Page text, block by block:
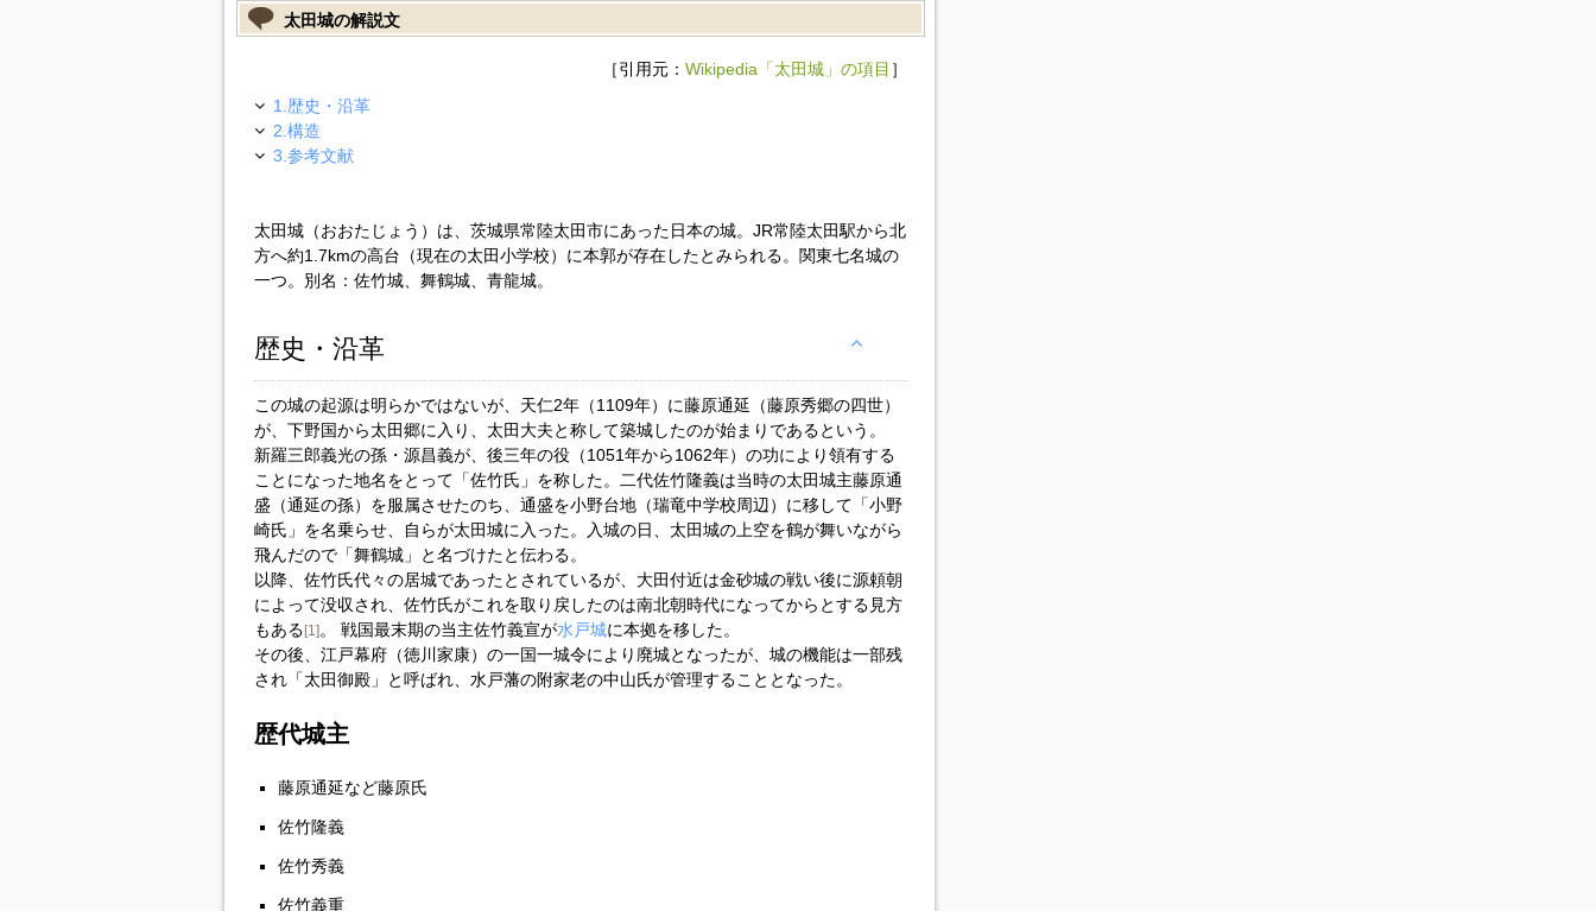
太田城の解説文
［引用元： Wikipedia「太田城」の項目 ］
1.歴史・沿革
2.構造
3.参考文献
太田城（おおたじょう）は、茨城県常陸太田市にあった日本の城。JR常陸太田駅から北
方へ約1.7kmの高台（現在の太田小学校）に本郭が存在したとみられる。関東七名城の
一つ。別名：佐竹城、舞鶴城、青龍城。
歴史・沿革
この城の起源は明らかではないが、天仁2年（1109年）に藤原通延（藤原秀郷の四世）
が、下野国から太田郷に入り、太田大夫と称して築城したのが始まりであるという。
新羅三郎義光の孫・源昌義が、後三年の役（1051年から1062年）の功により領有する
ことになった地名をとって「佐竹氏」を称した。二代佐竹隆義は当時の太田城主藤原通
盛（通延の孫）を服属させたのち、通盛を小野台地（瑞竜中学校周辺）に移して「小野
崎氏」を名乗らせ、自らが太田城に入った。入城の日、太田城の上空を鶴が舞いながら
飛んだので「舞鶴城」と名づけたと伝わる。
以降、佐竹氏代々の居城であったとされているが、大田付近は金砂城の戦い後に源頼朝
によって没収され、佐竹氏がこれを取り戻したのは南北朝時代になってからとする見方
もある [1]。 戦国最末期の当主佐竹義宣が水戸城に本拠を移した。
その後、江戸幕府（徳川家康）の一国一城令により廃城となったが、城の機能は一部残
され「太田御殿」と呼ばれ、水戸藩の附家老の中山氏が管理することとなった。
歴代城主
藤原通延など藤原氏
佐竹隆義
佐竹秀義
佐竹義重